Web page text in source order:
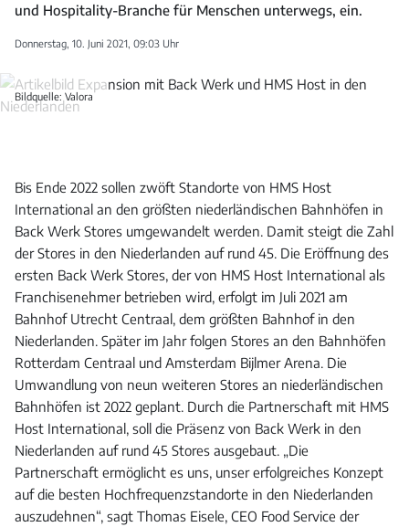
und Hospitality-Branche für Menschen unterwegs, ein.
Donnerstag, 10. Juni 2021, 09:03 Uhr
Bildquelle: Valora
Bis Ende 2022 sollen zwöft Standorte von HMS Host
International an den größten niederländischen Bahnhöfen in
Back Werk Stores umgewandelt werden. Damit steigt die Zahl
der Stores in den Niederlanden auf rund 45. Die Eröffnung des
ersten Back Werk Stores, der von HMS Host International als
Franchisenehmer betrieben wird, erfolgt im Juli 2021 am
Bahnhof Utrecht Centraal, dem größten Bahnhof in den
Niederlanden. Später im Jahr folgen Stores an den Bahnhöfen
Rotterdam Centraal und Amsterdam Bijlmer Arena. Die
Umwandlung von neun weiteren Stores an niederländischen
Bahnhöfen ist 2022 geplant. Durch die Partnerschaft mit HMS
Host International, soll die Präsenz von Back Werk in den
Niederlanden auf rund 45 Stores ausgebaut. „Die
Partnerschaft ermöglicht es uns, unser erfolgreiches Konzept
auf die besten Hochfrequenzstandorte in den Niederlanden
auszudehnen“, sagt Thomas Eisele, CEO Food Service der